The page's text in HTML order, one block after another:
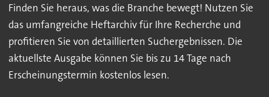
Finden Sie heraus, was die Branche bewegt! Nutzen Sie
das umfangreiche Heftarchiv für Ihre Recherche und
profitieren Sie von detaillierten Suchergebnissen. Die
aktuellste Ausgabe können Sie bis zu 14 Tage nach
Erscheinungstermin kostenlos lesen.